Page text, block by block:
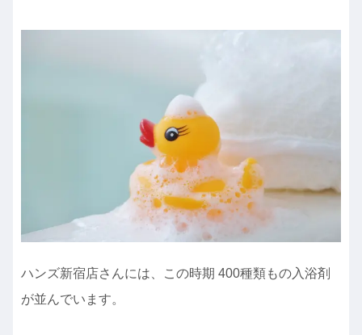
ハンズ新宿店さんには、この時期 400種類もの入浴剤
が並んでいます。